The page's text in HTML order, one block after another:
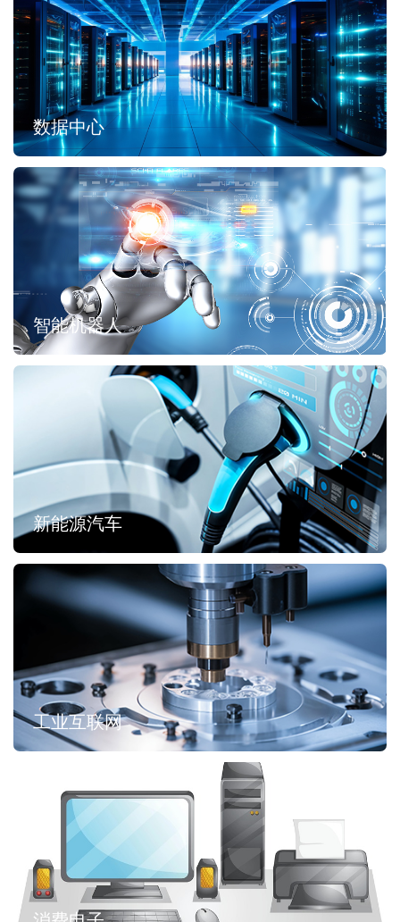
数据中心
智能机器人
新能源汽车
工业互联网